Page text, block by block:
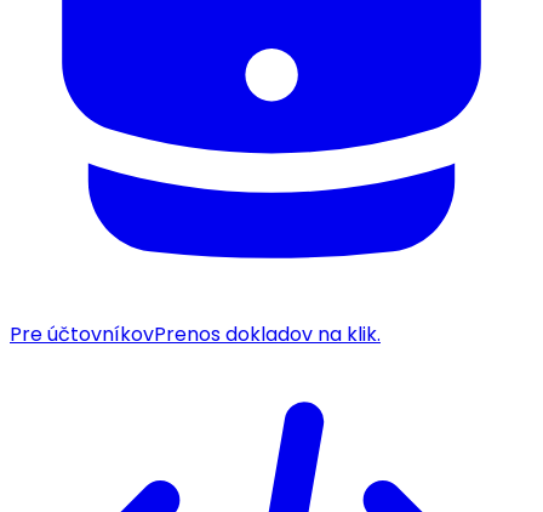
Pre účtovníkovPrenos dokladov na klik.